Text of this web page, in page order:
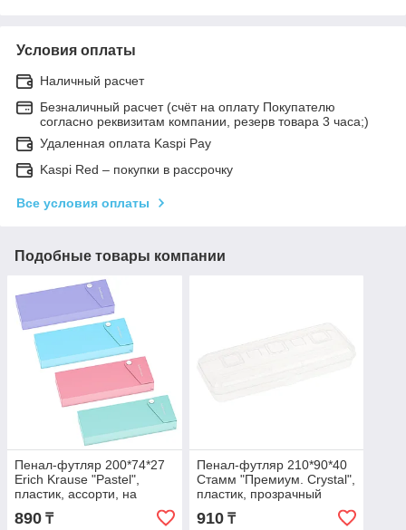
Условия оплаты
Наличный расчет
Безналичный расчет (счёт на оплату Покупателю
согласно реквизитам компании, резерв товара 3 часа;)
Удаленная оплата Kaspi Pay
Kaspi Red – покупки в рассрочку
Все условия оплаты
Подобные товары компании
Пенал-футляр 200*74*27
Erich Krause "Pastel",
пластик, ассорти, на
кнопке
890 ₸
Пенал-футляр 210*90*40
Стамм "Премиум. Crystal",
пластик, прозрачный
910₸